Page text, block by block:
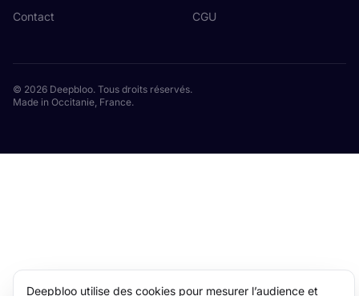
Contact
CGU
© 2026 Deepbloo. Tous droits réservés.
Made in Occitanie, France.
Deepbloo utilise des cookies pour mesurer l’audience et